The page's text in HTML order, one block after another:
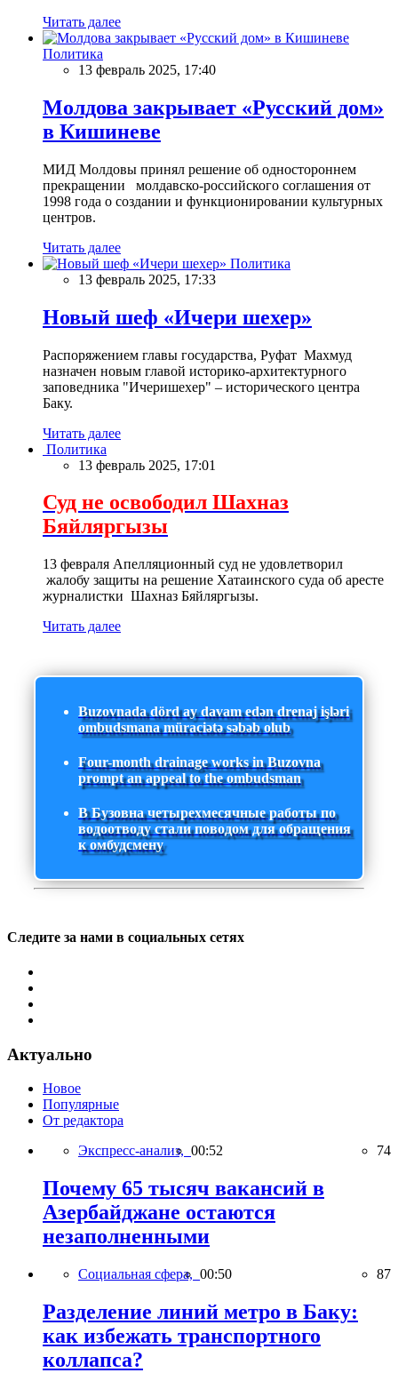
Читать далее
Политика
13 февраль 2025, 17:40
Молдова закрывает «Русский дом»
в Кишиневе
МИД Молдовы принял решение об одностороннем
прекращении молдавско-российского соглашения от
1998 года о создании и функционировании культурных
центров.
Читать далее
Политика
13 февраль 2025, 17:33
Новый шеф «Ичери шехер»
Распоряжением главы государства, Руфат Махмуд
назначен новым главой историко-архитектурного
заповедника "Ичеришехер" – исторического центра
Баку.
Читать далее
Политика
13 февраль 2025, 17:01
Суд не освободил Шахназ
Бяйляргызы
13 февраля Апелляционный суд не удовлетворил
жалобу защиты на решение Хатаинского суда об аресте
журналистки Шахназ Бяйляргызы.
Читать далее
Buzovnada dörd ay davam edən drenaj işləri
ombudsmana müraciətə səbəb olub
Four-month drainage works in Buzovna
prompt an appeal to the ombudsman
В Бузовна четырехмесячные работы по
водоотводу стали поводом для обращения
к омбудсмену
Следите за нами в социальных сетях
Актуально
Новое
Популярные
От редактора
Экспресс-анализ, 00:52 74
Почему 65 тысяч вакансий в
Азербайджане остаются
незаполненными
Социальная сфера, 00:50 87
Разделение линий метро в Баку:
как избежать транспортного
коллапса?